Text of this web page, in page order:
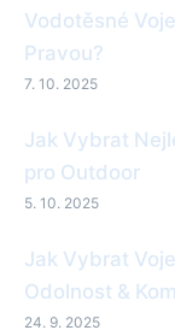
Vodotěsné
Pravou?
7. 10. 2025
Jak Vybrat
pro Outdoor
5. 10. 2025
Jak Vybrat
Odolnost &
24. 9. 2025